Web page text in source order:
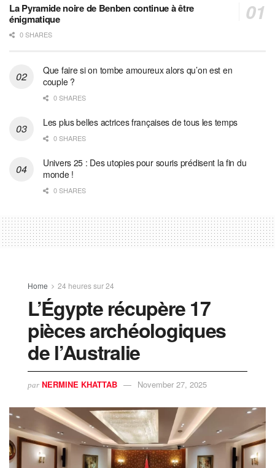
La Pyramide noire de Benben continue à être
énigmatique
0 SHARES
Que faire si on tombe amoureux alors qu’on est en
couple ?
0 SHARES
Les plus belles actrices françaises de tous les temps
0 SHARES
Univers 25 : Des utopies pour souris prédisent la fin du
monde !
0 SHARES
Home 24 heures sur 24
L’Égypte récupère 17
pièces archéologiques
de l’Australie
par NERMINE KHATTAB November 27, 2025